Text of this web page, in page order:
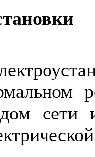
сети